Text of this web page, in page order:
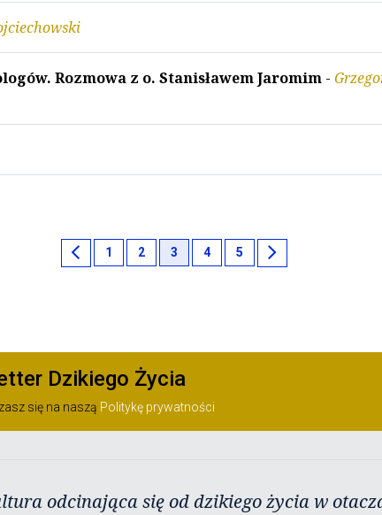
Rozmowa z o. Stanisławem Jaromim -
chevron_left 1 2 3 4 5 chevron_right
Dzikiego Życia
się na naszą Politykę prywatności
odcinająca się od dzikiego życia w